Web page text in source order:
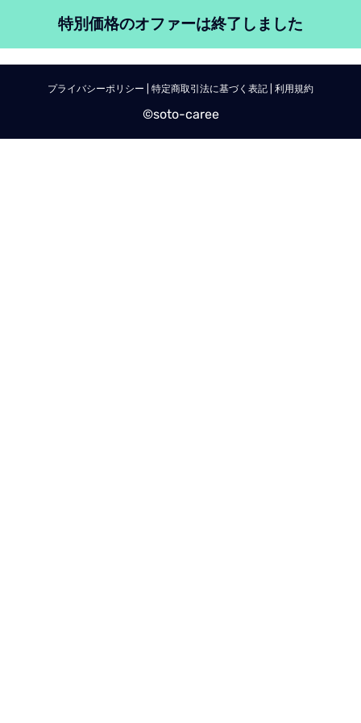
特別価格のオファーは終了しました
プライバシーポリシー 特定商取引法に基づく表記 利用規約
©️soto-caree